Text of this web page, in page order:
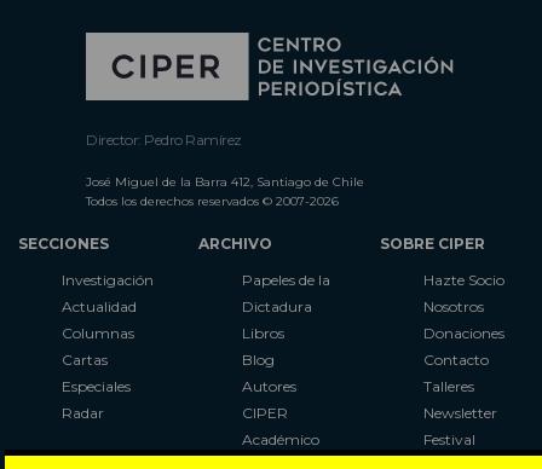
Director: Pedro Ramírez
José Miguel de la Barra 412, Santiago de Chile
Todos los derechos reservados © 2007-2026
SECCIONES
Investigación
Actualidad
Columnas
Cartas
Especiales
Radar
ARCHIVO
Papeles de la
Dictadura
Libros
Blog
Autores
CIPER
Académico
SOBRE CIPER
Hazte Socio
Nosotros
Donaciones
Contacto
Talleres
Newsletter
Festival